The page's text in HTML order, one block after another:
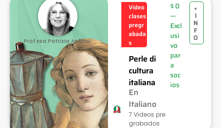
Prof.ssa Patrizia Anfossi
Video
clases
pregr
abada
s
Perle di
cultura
italiana
En
Italiano
7 Videos pre
grabados
$0
—
Excl
usi
vo
par
a
soc
ios
+
I
N
F
O